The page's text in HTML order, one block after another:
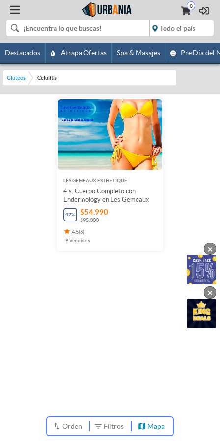
0
Destacados Atrapa Ofertas Spa & Masajes Pre Día del
Glúteos Celulitis
LES GEMEAUX ESTHETIQUE
4 s. Cuerpo Completo con
Endermology en Les Gemeaux
42% $54.990
$95.000
4.5(8)
9Vendidos
Orden Filtros Mapa
×
×